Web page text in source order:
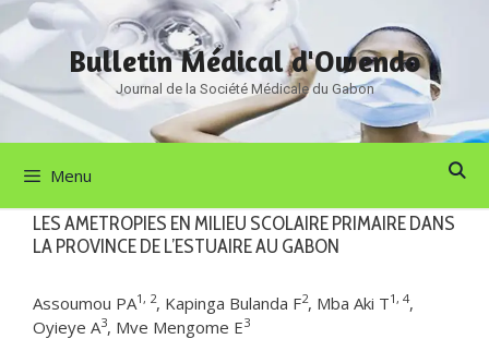
Aller
au
contenu
Bulletin Médical d'Owendo
Journal de la Société Médicale du Gabon
Menu
LES AMETROPIES EN MILIEU SCOLAIRE PRIMAIRE DANS
LA PROVINCE DE L’ESTUAIRE AU GABON
Assoumou PA1, 2, Kapinga Bulanda F2, Mba Aki T1, 4,
Oyieye A3, Mve Mengome E3